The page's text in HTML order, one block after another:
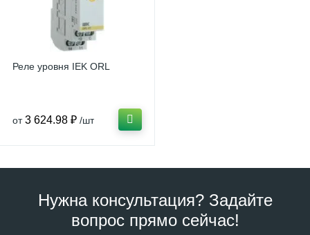
Реле уровня IEK ORL
от 3 624.98 ₽ /шт
Нужна консультация? Задайте
вопрос прямо сейчас!